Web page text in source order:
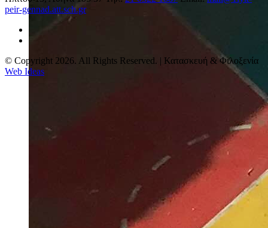
peir-gennad.att.sch.gr
© Copyright 2026. All Rights Reserved. | Κατασκευή & Φιλοξενία
Web Ideas